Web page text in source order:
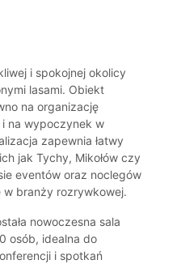
i spokojnej okolicy
lasami. Obiekt
na organizację
na wypoczynek w
zapewnia łatwy
jak Tychy, Mikołów czy
eventów oraz noclegów
w branży rozrywkowej.
nowoczesna sala
osób, idealna do
i spotkań